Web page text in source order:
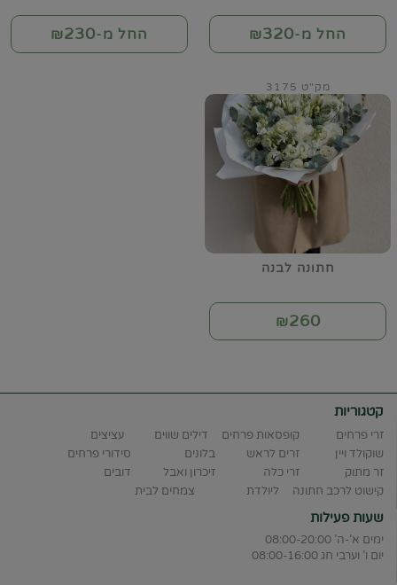
החל מ-₪320 החל מ-₪230
חתונה לבנה
מק"ט 3175
₪260
קטגוריות
זרי פרחים קופסאות פרחים דילים שווים
עציצים
שוקולד ויין
זרים לראש בלונים
סידורי פרחים
זר מתוק
זרי כלה זיכרון ואבל
דובים
קישוט לרכב חתונה
ליולדת צמחים לבית
שעות פעילות
ימים א'-ה' 08:00-20:00
יום ו' וערבי חג 08:00-16:00